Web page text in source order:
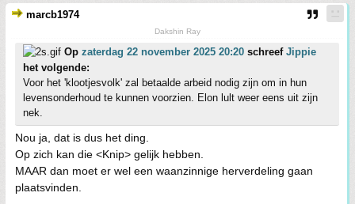
marcb1974
Dakshin Ray
Op zaterdag 22 november 2025 20:20 schreef Jippie
het volgende:
Voor het 'klootjesvolk' zal betaalde arbeid nodig zijn om in hun
levensonderhoud te kunnen voorzien. Elon lult weer eens uit zijn
nek.
Nou ja, dat is dus het ding.
Op zich kan die <Knip> gelijk hebben.
MAAR dan moet er wel een waanzinnige herverdeling gaan
plaatsvinden.